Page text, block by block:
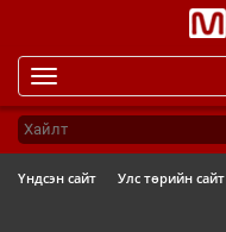
Үндсэн сайт Улс төрийн сайт